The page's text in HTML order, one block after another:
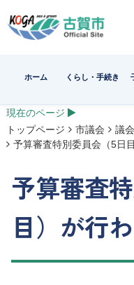
ホーム くらし・手続き
現在のページ
トップページ
市議会
議
予算審査特別委員会（5日
予算審査
目）が行